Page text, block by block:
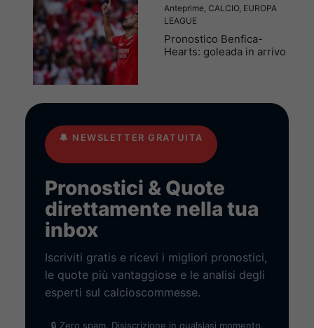
Anteprime, CALCIO, EUROPA
LEAGUE
Pronostico Benfica-
Hearts: goleada in arrivo
🔔 NEWSLETTER GRATUITA
Pronostici & Quote
direttamente nella tua
inbox
Iscriviti gratis e ricevi i migliori pronostici,
le quote più vantaggiose e le analisi degli
esperti sul calcioscommesse.
🔒 Zero spam. Disiscrizione in qualsiasi momento.